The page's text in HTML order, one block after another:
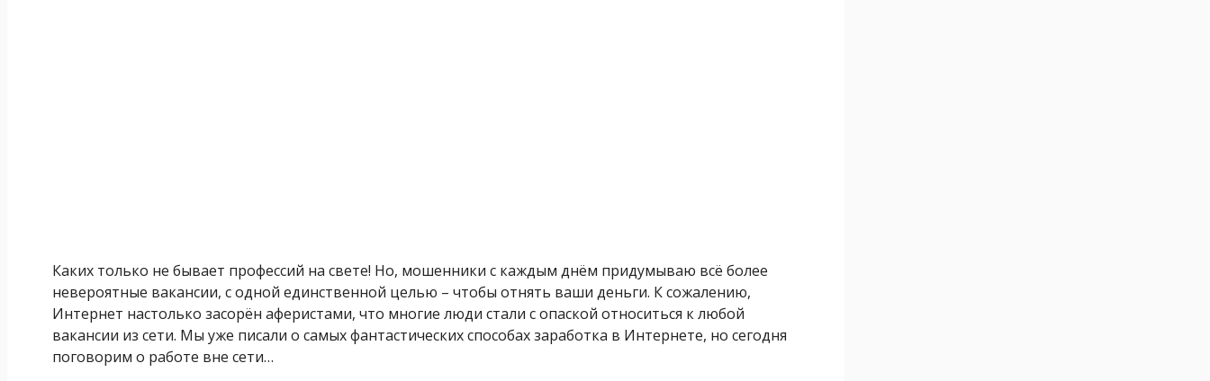
Каких только не бывает профессий на свете! Но, мошенники с каждым днём придумываю всё более
невероятные вакансии, с одной единственной целью – чтобы отнять ваши деньги. К сожалению,
Интернет настолько засорён аферистами, что многие люди стали с опаской относиться к любой
вакансии из сети. Мы уже писали о самых фантастических способах заработка в Интернете, но сегодня
поговорим о работе вне сети…